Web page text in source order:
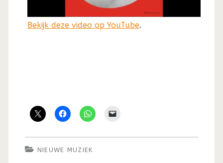
Bekijk deze video op YouTube.
NIEUWE MUZIEK